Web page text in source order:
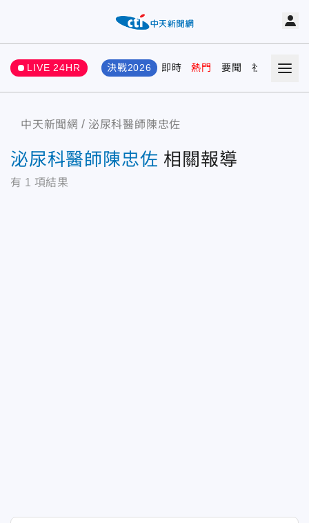
LIVE 24HR 決戰2026 即時 熱門 要聞 社會 娛樂
中天新聞網 泌尿科醫師陳忠佐
泌尿科醫師陳忠佐 相關報導
有 1 項結果